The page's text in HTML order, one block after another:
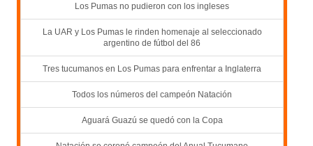
Los Pumas no pudieron con los ingleses
La UAR y Los Pumas le rinden homenaje al seleccionado
argentino de fútbol del 86
Tres tucumanos en Los Pumas para enfrentar a Inglaterra
Todos los números del campeón Natación
Aguará Guazú se quedó con la Copa